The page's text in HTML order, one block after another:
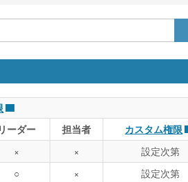
リーダー 担当者
カスタム権限
× ×
設定次第
○ × 設定次第